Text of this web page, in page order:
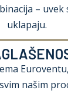
– uvek
uklapaju.
našim